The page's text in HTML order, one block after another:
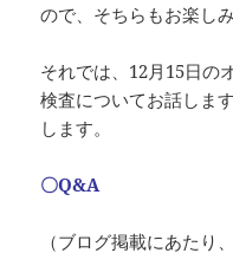
ので、そちらもお楽し
それでは、12月15日の
検査についてお話しま
します。
〇Q&A
（ブログ掲載にあたり